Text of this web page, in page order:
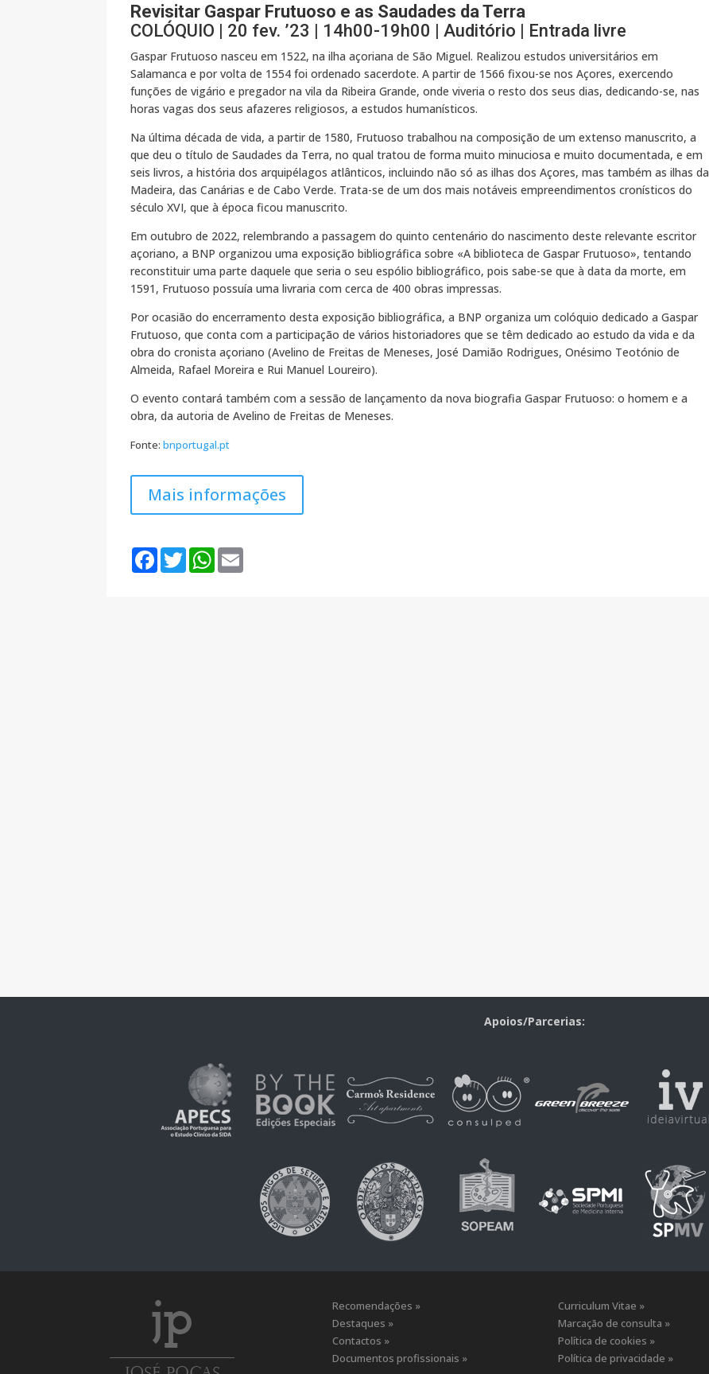
Revisitar Gaspar Frutuoso e as Saudades da Terra
COLÓQUIO | 20 fev. ’23 | 14h00-19h00 | Auditório | Entrada livre
Gaspar Frutuoso nasceu em 1522, na ilha açoriana de São Miguel. Realizou estudos universitários em
Salamanca e por volta de 1554 foi ordenado sacerdote. A partir de 1566 fixou-se nos Açores, exercendo
funções de vigário e pregador na vila da Ribeira Grande, onde viveria o resto dos seus dias, dedicando-se, nas
horas vagas dos seus afazeres religiosos, a estudos humanísticos.
Na última década de vida, a partir de 1580, Frutuoso trabalhou na composição de um extenso manuscrito, a
que deu o título de Saudades da Terra, no qual tratou de forma muito minuciosa e muito documentada, e em
seis livros, a história dos arquipélagos atlânticos, incluindo não só as ilhas dos Açores, mas também as ilhas da
Madeira, das Canárias e de Cabo Verde. Trata-se de um dos mais notáveis empreendimentos cronísticos do
século XVI, que à época ficou manuscrito.
Em outubro de 2022, relembrando a passagem do quinto centenário do nascimento deste relevante escritor
açoriano, a BNP organizou uma exposição bibliográfica sobre «A biblioteca de Gaspar Frutuoso», tentando
reconstituir uma parte daquele que seria o seu espólio bibliográfico, pois sabe-se que à data da morte, em
1591, Frutuoso possuía uma livraria com cerca de 400 obras impressas.
Por ocasião do encerramento desta exposição bibliográfica, a BNP organiza um colóquio dedicado a Gaspar
Frutuoso, que conta com a participação de vários historiadores que se têm dedicado ao estudo da vida e da
obra do cronista açoriano (Avelino de Freitas de Meneses, José Damião Rodrigues, Onésimo Teotónio de
Almeida, Rafael Moreira e Rui Manuel Loureiro).
O evento contará também com a sessão de lançamento da nova biografia Gaspar Frutuoso: o homem e a
obra, da autoria de Avelino de Freitas de Meneses.
Fonte:bnportugal.pt
Mais informações
F
a
T
w
W
Apoios/Parcerias:
Recomendações »
Destaques »
Contactos »
Documentos profissionais »
Curriculum Vitae »
Marcação de consulta »
Política de cookies »
Política de privacidade »